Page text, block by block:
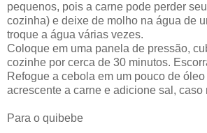
pequenos, pois a carne pode perder
cozinha) e deixe de molho na água de
troque a água várias vezes.
Coloque em uma panela de pressão,
cozinhe por cerca de 30 minutos.
Refogue a cebola em um pouco de
acrescente a carne e adicione sal, caso
Para o quibebe